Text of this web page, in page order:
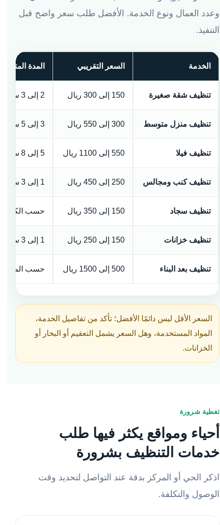
وعدد العمال ونوع الخدمة. الأفضل طلب سعر واضح قبل
التنفيذ.
الخدمة السعر التقريبي المدة
تنظيف شقة صغيرة 150 إلى 300 ريال 2 إلى 3 ساعات
تنظيف منزل متوسط 300 إلى 550 ريال 3 إلى 5 ساعات
تنظيف فيلا 550 إلى 1100 ريال 5 إلى 8 ساعات
تنظيف كنب ومجالس 250 إلى 450 ريال 1 إلى 3 ساعات
تنظيف سجاد 150 إلى 350 ريال حسب الكمية
تنظيف خزانات 150 إلى 250 ريال 1 إلى 3 ساعات
تنظيف بعد البناء 500 إلى 1500 ريال حسب
السعر الأقل ليس دائمًا الأفضل؛ تأكد من تفاصيل الخدمة،
المواد المستخدمة، وهل السعر يشمل التعقيم أو البخار أو
الخزانات.
تغطية شرورة
أحياء ومواقع يكثر فيها طلب
خدمات التنظيف بشرورة
اذكر الحي أو المركز بدقة عند التواصل لتحديد وقت
الوصول والتكلفة.